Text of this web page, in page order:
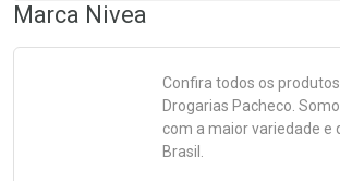
Marca Nivea
Confira todos os
Drogarias Pacheco.
com a maior variedade e
Brasil.